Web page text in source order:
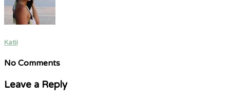
Katii
No Comments
Leave a Reply